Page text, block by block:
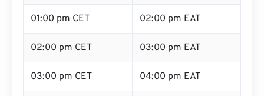
01:00 pm CET 02:00 pm EAT
02:00 pm CET 03:00 pm EAT
03:00 pm CET 04:00 pm EAT